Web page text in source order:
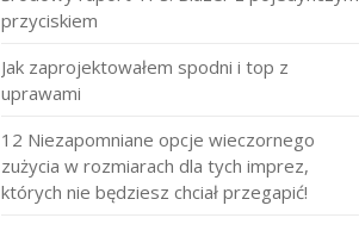
przyciskiem
Jak zaprojektowałem spodni i top z
uprawami
12 Niezapomniane opcje wieczornego
zużycia w rozmiarach dla tych imprez,
których nie będziesz chciał przegapić!